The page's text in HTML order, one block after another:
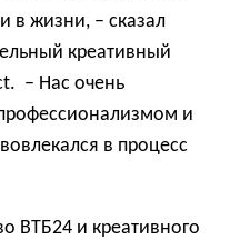
в жизни, – сказал
креативный
– Нас очень
и
в процесс
ВТБ24 и креативного